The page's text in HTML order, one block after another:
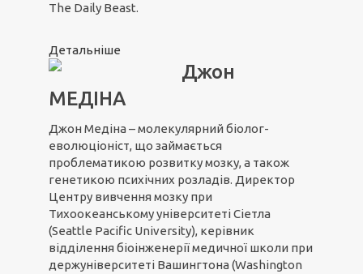
The Daily Beast.
Детальніше
Джон
МЕДІНА
Джон Медіна – молекулярний біолог-
еволюціоніст, що займається
проблематикою розвитку мозку, а також
генетикою психічних розладів. Директор
Центру вивчення мозку при
Тихоокеанському університеті Сіетла
(Seattle Pacific University), керівник
відділення біоінженерії медичної школи при
держуніверситеті Вашингтона (Washington